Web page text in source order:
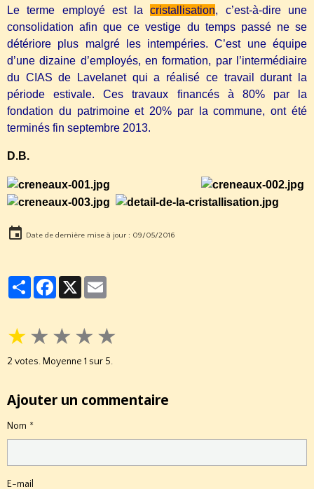
Le terme employé est lacristallisation, c’est-à-dire une
consolidation afin que ce vestige du temps passé ne se
détériore plus malgré les intempéries. C’est une équipe
d’une dizaine d’employés, en formation, par l’intermédiaire
du CIAS de Lavelanet qui a réalisé ce travail durant la
période estivale. Ces travaux financés à 80% par la
fondation du patrimoine et 20% par la commune, ont été
terminés fin septembre 2013.
D.B.
Date de dernière mise à jour : 09/05/2016
PartagerFacebook
X
★ ★ ★ ★ ★
2 votes. Moyenne 1 sur 5.
Ajouter un commentaire
Nom
E-mail